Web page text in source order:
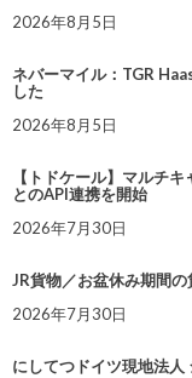
2026年8月5日
ネバーマイル：TGR
した
2026年8月5日
【トドケール】マルチ
とのAPI連携を開始
2026年7月30日
JR貨物／お盆休み期間
2026年7月30日
にしてつドイツ現地法